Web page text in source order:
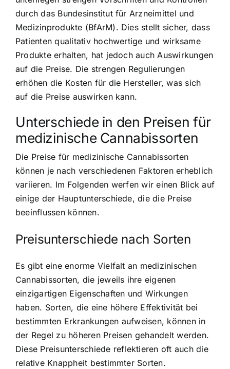
durch das Bundesinstitut für Arzneimittel und
Medizinprodukte (BfArM). Dies stellt sicher, dass
Patienten qualitativ hochwertige und wirksame
Produkte erhalten, hat jedoch auch Auswirkungen
auf die Preise. Die strengen Regulierungen
erhöhen die Kosten für die Hersteller, was sich
auf die Preise auswirken kann.
Unterschiede in den Preisen für
medizinische Cannabissorten
Die Preise für medizinische Cannabissorten
können je nach verschiedenen Faktoren erheblich
variieren. Im Folgenden werfen wir einen Blick auf
einige der Hauptunterschiede, die die Preise
beeinflussen können.
Preisunterschiede nach Sorten
Es gibt eine enorme Vielfalt an medizinischen
Cannabissorten, die jeweils ihre eigenen
einzigartigen Eigenschaften und Wirkungen
haben. Sorten, die eine höhere Effektivität bei
bestimmten Erkrankungen aufweisen, können in
der Regel zu höheren Preisen gehandelt werden.
Diese Preisunterschiede reflektieren oft auch die
relative Knappheit bestimmter Sorten.